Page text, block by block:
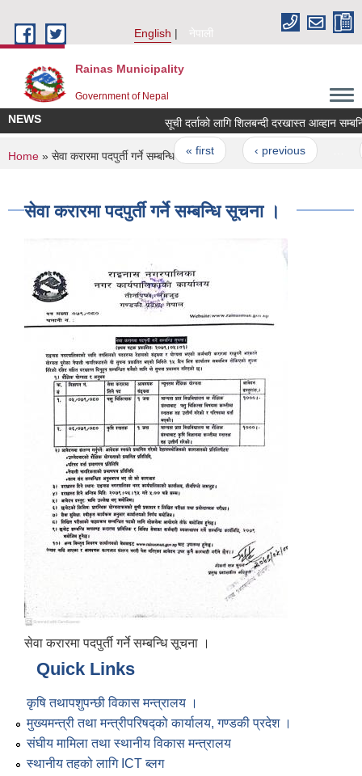
English
नेपाली
Rainas Municipality
Government of Nepal
NEWS सूची दर्ताको लागि शिलबन्दी दरखास्त आव्हान
Pages
« first ‹ previous
You are here
Home » सेवा करारमा पदपुर्ती गर्ने सम्बन्धि सूचना ।
सेवा करारमा पदपुर्ती गर्ने सम्बन्धि सूचना ।
सेवा करारमा पदपुर्ती गर्ने सम्बन्धि सूचना ।
Quick Links
कृषि तथापशुपन्छी विकास मन्त्रालय ।
मुख्यमन्त्री तथा मन्त्रीपरिषद्को कार्यालय, गण्डकी प्रदेश ।
संघीय मामिला तथा स्थानीय विकास मन्त्रालय
स्थानीय तहको लागि ICT ब्लग